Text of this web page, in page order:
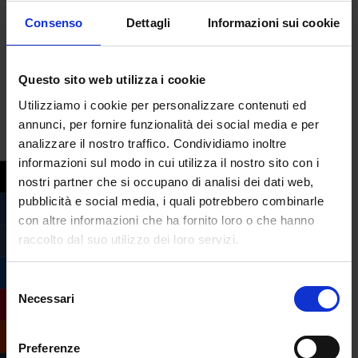
Consenso Dettagli Informazioni sui cookie
Questo sito web utilizza i cookie
Utilizziamo i cookie per personalizzare contenuti ed
annunci, per fornire funzionalità dei social media e per
analizzare il nostro traffico. Condividiamo inoltre
informazioni sul modo in cui utilizza il nostro sito con i
nostri partner che si occupano di analisi dei dati web,
pubblicità e social media, i quali potrebbero combinarle
con altre informazioni che ha fornito loro o che hanno
raccolto dal suo utilizzo dei loro servizi.
delNecessari
Preferenze
Il caro prezzi colpisce anche il mondo dello
streaming. Le maggiori piattaforme, infatti,
hanno deciso di aumentare i prezzi o, in
alcuni casi, di eliminare proprio dei piani di
piattaforma di streaming ha annunciato
due cambiamenti...